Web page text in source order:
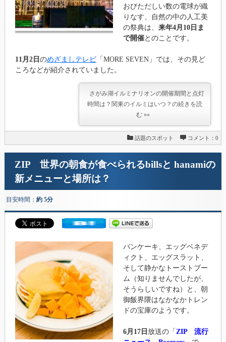
おびただしい数の電球が織
りなす、自然の中の人工美
の祭典は、 来年4月10日ま
で開催とのことです。
11月2日 のめざましテレビ「MORE SEVEN」では、その見ど
ころなどが紹介されていました。
さがみ湖イルミナリオンの開催期間と点灯
時間は？関東のイルミはいつ？の続きを読
む »»
話題のスポット コメント：0
ZIP 世界の朝食が食べられるbillsと hanamiの
新メニューと場所は？
目安時間： 約 5分
パンケーキ、エッグベネデ
ィクト、エッグスラット、
そして静かなトーストブー
ム（知りませんでしたが、
そうらしいですね）と、朝
御飯界隈はなかなかトレン
ドの宝庫のようです。
6月17日 放送の「 ZIP 流行